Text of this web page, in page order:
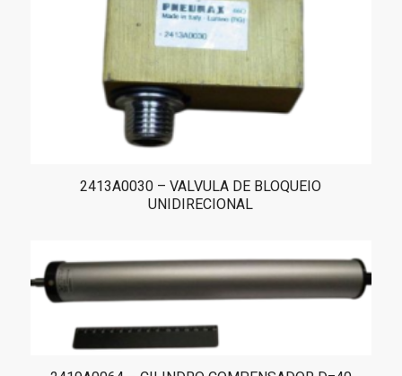
2413A0030 – VALVULA DE BLOQUEIO
UNIDIRECIONAL